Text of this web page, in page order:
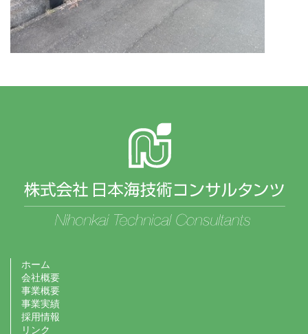
ホーム
会社概要
事業概要
事業実績
採用情報
リンク